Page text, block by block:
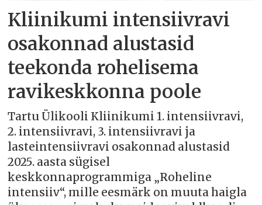
Kliinikumi intensiivravi
osakonnad alustasid
teekonda rohelisema
ravikeskkonna poole
Tartu Ülikooli Kliinikumi 1. intensiivravi,
2. intensiivravi, 3. intensiivravi ja
lasteintensiivravi osakonnad alustasid
2025. aasta sügisel
keskkonnaprogrammiga „Roheline
intensiiv“, mille eesmärk on muuta haigla